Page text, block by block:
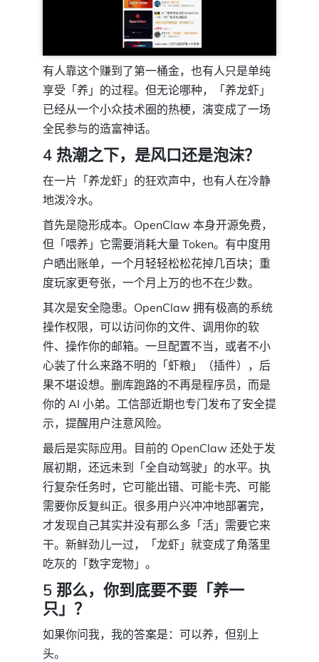
有人靠这个赚到了第一桶金，也有人只是单纯
享受「养」的过程。但无论哪种，「养龙虾」
已经从一个小众技术圈的热梗，演变成了一场
全民参与的造富神话。
4 热潮之下，是风口还是泡沫？
在一片「养龙虾」的狂欢声中，也有人在冷静
地泼冷水。
首先是隐形成本。OpenClaw 本身开源免费，
但「喂养」它需要消耗大量 Token。有中度用
户晒出账单，一个月轻轻松松花掉几百块；重
度玩家更夸张，一个月上万的也不在少数。
其次是安全隐患。OpenClaw 拥有极高的系统
操作权限，可以访问你的文件、调用你的软
件、操作你的邮箱。一旦配置不当，或者不小
心装了什么来路不明的「虾粮」（插件），后
果不堪设想。删库跑路的不再是程序员，而是
你的 AI 小弟。工信部近期也专门发布了安全提
示，提醒用户注意风险。
最后是实际应用。目前的 OpenClaw 还处于发
展初期，还远未到「全自动驾驶」的水平。执
行复杂任务时，它可能出错、可能卡壳、可能
需要你反复纠正。很多用户兴冲冲地部署完，
才发现自己其实并没有那么多「活」需要它来
干。新鲜劲儿一过，「龙虾」就变成了角落里
吃灰的「数字宠物」。
5 那么，你到底要不要「养一
只」？
如果你问我，我的答案是：可以养，但别上
头。